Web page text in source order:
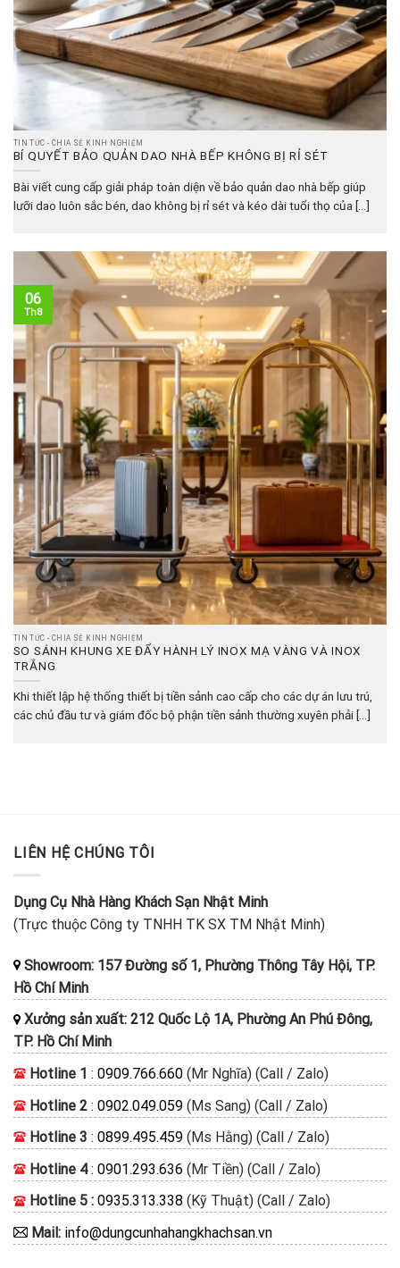
TIN TỨC - CHIA SẺ KINH NGHIỆM
BÍ QUYẾT BẢO QUẢN DAO NHÀ BẾP KHÔNG BỊ RỈ SÉT
Bài viết cung cấp giải pháp toàn diện về bảo quản dao nhà bếp giúp
lưỡi dao luôn sắc bén, dao không bị rỉ sét và kéo dài tuổi thọ của [...]
TIN TỨC - CHIA SẺ KINH NGHIỆM
SO SÁNH KHUNG XE ĐẨY HÀNH LÝ INOX MẠ VÀNG VÀ INOX
TRẮNG
Khi thiết lập hệ thống thiết bị tiền sảnh cao cấp cho các dự án lưu trú,
các chủ đầu tư và giám đốc bộ phận tiền sảnh thường xuyên phải [...]
06
Th8
LIÊN HỆ CHÚNG TÔI
Dụng Cụ Nhà Hàng Khách Sạn Nhật Minh
(Trực thuộc Công ty TNHH TK SX TM Nhật Minh)
Showroom: 157 Đường số 1, Phường Thông Tây Hội, TP.
Hồ Chí Minh
Xưởng sản xuất: 212 Quốc Lộ 1A, Phường An Phú Đông,
TP. Hồ Chí Minh
Hotline 1 : 0909.766.660 (Mr Nghĩa) (Call / Zalo)
Hotline 2 : 0902.049.059 (Ms Sang) (Call / Zalo)
Hotline 3 : 0899.495.459 (Ms Hằng) (Call / Zalo)
Hotline 4: 0901.293.636 (Mr Tiền) (Call / Zalo)
Hotline 5 : 0935.313.338 (Kỹ Thuật) (Call / Zalo)
Mail: info@dungcunhahangkhachsan.vn